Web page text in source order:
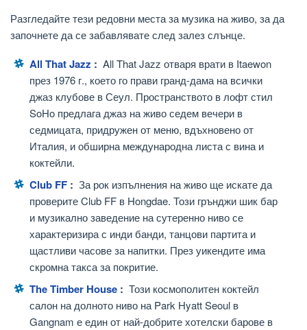
Разгледайте тези редовни места за музика на живо, за да
започнете да се забавлявате след залез слънце.
All That Jazz : All That Jazz отваря врати в Itaewon
през 1976 г., което го прави гранд-дама на всички
джаз клубове в Сеул. Пространството в лофт стил
SoHo предлага джаз на живо седем вечери в
седмицата, придружен от меню, вдъхновено от
Италия, и обширна международна листа с вина и
коктейли.
Club FF : За рок изпълнения на живо ще искате да
проверите Club FF в Hongdae. Този грънджи шик бар
и музикално заведение на сутеренно ниво се
характеризира с инди банди, танцови партита и
щастливи часове за напитки. През уикендите има
скромна такса за покритие.
The Timber House : Този космополитен коктейл
салон на долното ниво на Park Hyatt Seoul в
Gangnam е един от най-добрите хотелски барове в